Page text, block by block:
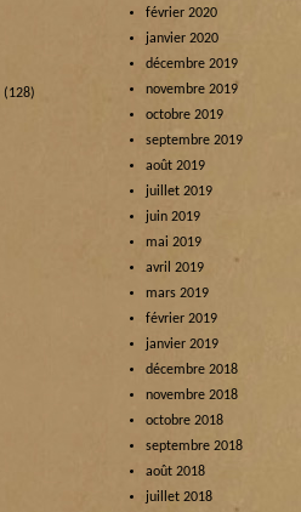
(128)
février 2020
janvier 2020
décembre 2019
novembre 2019
octobre 2019
septembre 2019
août 2019
juillet 2019
juin 2019
mai 2019
avril 2019
mars 2019
février 2019
janvier 2019
décembre 2018
novembre 2018
octobre 2018
septembre 2018
août 2018
juillet 2018